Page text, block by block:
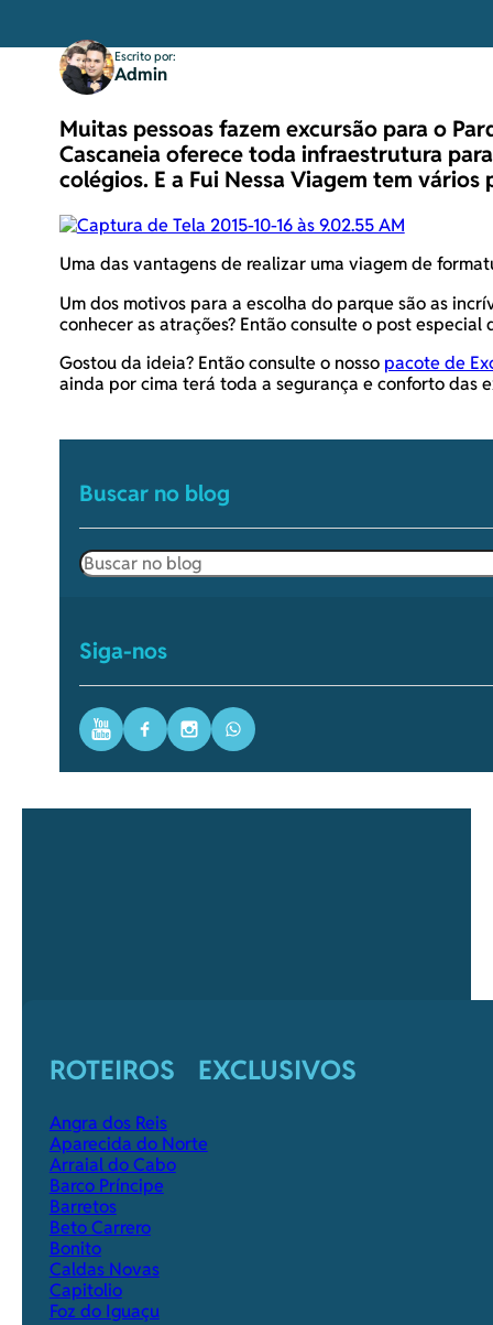
Escrito por:
Admin
Muitas pessoas fazem excursão para o
Cascaneia oferece toda infraestrutura
colégios. E a Fui Nessa Viagem tem
Uma das vantagens de realizar uma viagem de
Um dos motivos para a escolha do parque são as
conhecer as atrações? Então consulte o post
Gostou da ideia? Então consulte o nosso pacote de
ainda por cima terá toda a segurança e conforto das
Buscar no blog
Pesquisar
Siga-nos
YoutubeFacebookInstagramWhatsApp
ROTEIROS EXCLUSIVOS
Angra dos Reis
Aparecida do Norte
Arraial do Cabo
Barco Príncipe
Barretos
Beto Carrero
Bonito
Caldas Novas
Capitolio
Foz do Iguaçu